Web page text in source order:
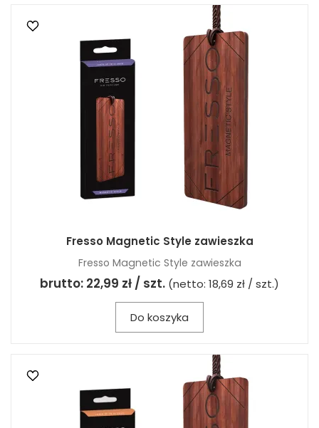
Fresso Magnetic Style zawieszka
Fresso Magnetic Style zawieszka
brutto: 22,99 zł / szt. (netto: 18,69 zł / szt.)
Do koszyka